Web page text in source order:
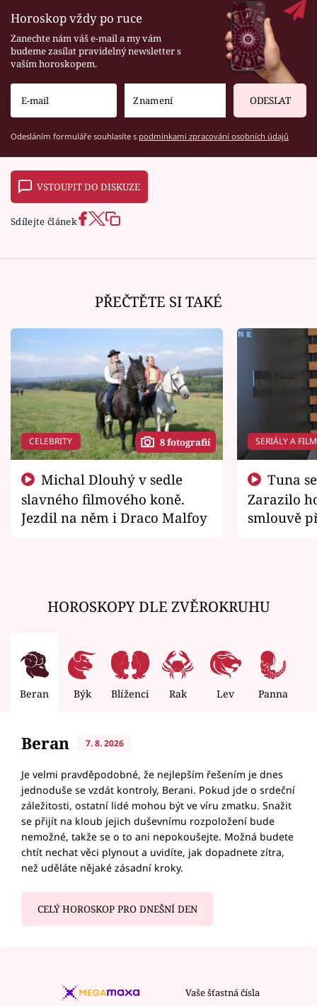
Horoskop vždy po ruce
Zanechte nám váš e-mail a my vám
budeme zasílat pravidelný newsletter s
vaším horoskopem.
ODESLAT
Odesláním formuláře souhlasíte s podmínkami zpracování osobních údajů
VSTOUPIT DO DISKUZE
Sdílejte článek
PŘEČTĚTE SI TAKÉ
CELEBRITY 8 fotografií
slavného filmového koně.
Jezdil na něm i Draco Malfoy
SERIÁLY A
Zarazilo
smlouvě
HOROSKOPY DLE ZVĚROKRUHU
Beran Býk Blíženci Rak Lev Panna
Beran 7. 8. 2026
Je velmi pravděpodobné, že nejlepším řešením je dnes
jednoduše se vzdát kontroly, Berani. Pokud jde o srdeční
záležitosti, ostatní lidé mohou být ve víru zmatku. Snažit
se přijít na kloub jejich duševnímu rozpoložení bude
nemožné, takže se o to ani nepokoušejte. Možná budete
chtít nechat věci plynout a uvidíte, jak dopadnete zítra,
než uděláte nějaké zásadní kroky.
CELÝ HOROSKOP PRO DNEŠNÍ DEN
Vaše šťastná čísla